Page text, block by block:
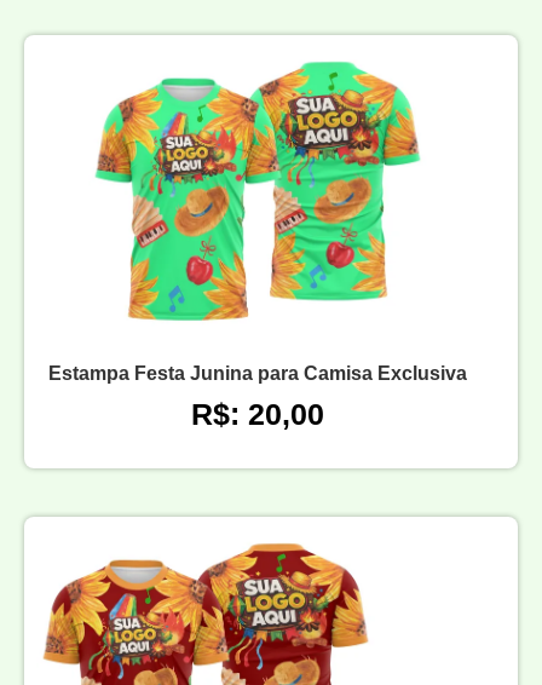
Estampa Festa Junina para Camisa Exclusiva
R$: 20,00